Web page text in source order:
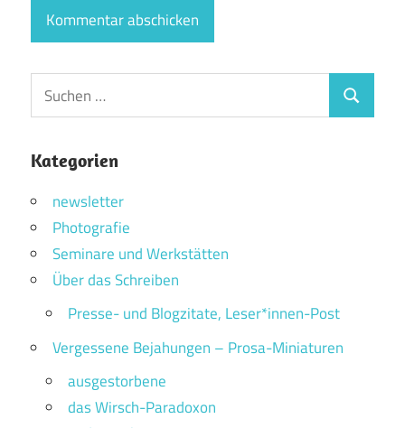
Suchen
nach:
Suchen
Kategorien
newsletter
Photografie
Seminare und Werkstätten
Über das Schreiben
Presse- und Blogzitate, Leser*innen-Post
Vergessene Bejahungen – Prosa-Miniaturen
ausgestorbene
das Wirsch-Paradoxon